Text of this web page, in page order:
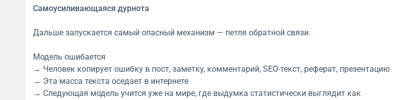
Самоусиливающаяся дурнота
Дальше запускается самый опасный механизм — петля обратной связи.
Модель ошибается
→ Человек копирует ошибку в пост, заметку, комментарий, SEO-текст, реферат, презентацию
→ Эта масса текста оседает в интернете
→ Следующая модель учится уже на мире, где выдумка статистически выглядит как